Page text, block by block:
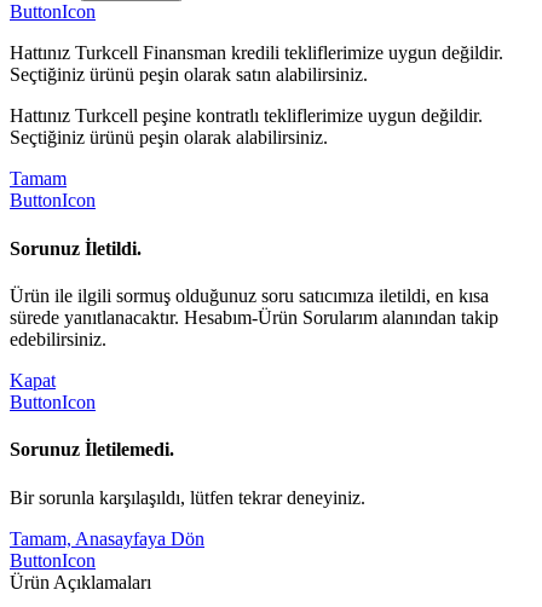
ButtonIcon
Hattınız Turkcell Finansman kredili tekliflerimize uygun değildir.
Seçtiğiniz ürünü peşin olarak satın alabilirsiniz.
Hattınız Turkcell peşine kontratlı tekliflerimize uygun değildir.
Seçtiğiniz ürünü peşin olarak alabilirsiniz.
Tamam
ButtonIcon
Sorunuz İletildi.
Ürün ile ilgili sormuş olduğunuz soru satıcımıza iletildi, en kısa
sürede yanıtlanacaktır. Hesabım-Ürün Sorularım alanından takip
edebilirsiniz.
Kapat
ButtonIcon
Sorunuz İletilemedi.
Bir sorunla karşılaşıldı, lütfen tekrar deneyiniz.
Tamam, Anasayfaya Dön
ButtonIcon
Ürün Açıklamaları